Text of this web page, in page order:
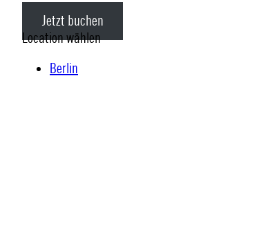
Jetzt buchen
Location wählen
Berlin